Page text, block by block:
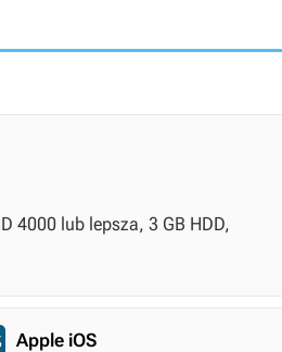
4000 lub lepsza, 3 GB HDD,
Apple iOS